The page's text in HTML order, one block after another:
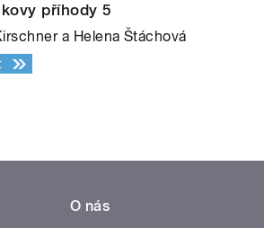
příhody 5
a Helena Štáchová
O nás